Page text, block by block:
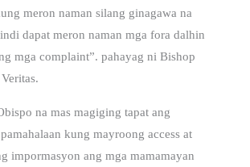
meron naman silang ginagawa na
dapat meron naman mga fora dalhin
mga complaint”. pahayag ni Bishop
na mas magiging tapat ang
kung mayroong access at
impormasyon ang mga mamamayan